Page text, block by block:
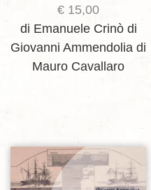
€ 15,00
di Emanuele Crinò di
Giovanni Ammendolia di
Mauro Cavallaro